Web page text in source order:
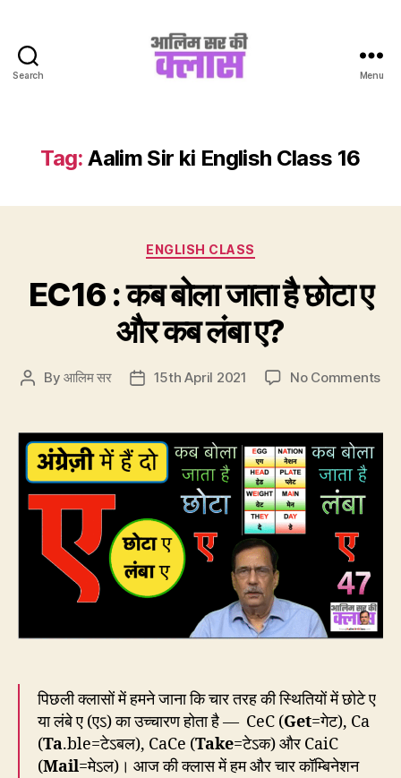
Search
Class
Menu
Tag: Aalim Sir ki English Class 16
Categories
ENGLISH CLASS
EC16 : कब बोला जाता है छोटा ए
और कब लंबा ए?
PostByआलिम सर
Post15th April 2021 No Commentson
कब
पिछली क्लासों में हमने जाना कि चार तरह की स्थितियों में छोटे ए
या लंबे ए (एऽ) का उच्चारण होता है — CeC (Get=गेट), Ca
(Ta.ble=टेऽबल), CaCe (Take=टेऽक) और CaiC
(Mail=मेऽल)। आज की क्लास में हम और चार कॉम्बिनेशन